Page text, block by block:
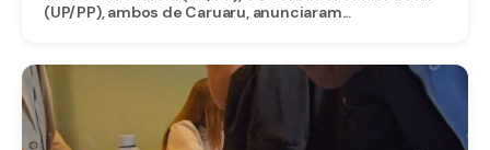
(UP/PP), ambos de Caruaru, anunciaram...